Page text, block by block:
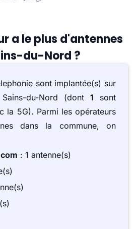
a le plus d'antennes
du-Nord ?
sont implantée(s) sur
du-Nord (dont 1 sont
la 5G). Parmi les opérateurs
dans la commune, on
: 1 antenne(s)